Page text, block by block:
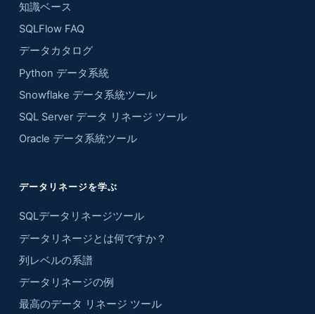
知識ベース
SQLFlow FAQ
データカタログ
Python データ系統
Snowflake データ系統ツール
SQL Server データ リネージ ツール
Oracle データ系統ツール
データリネージを学ぶ
SQLデータリネージツール
データリネージとは何ですか？
列レベルの系譜
データリネージの例
最高のデータ リネージ ツール